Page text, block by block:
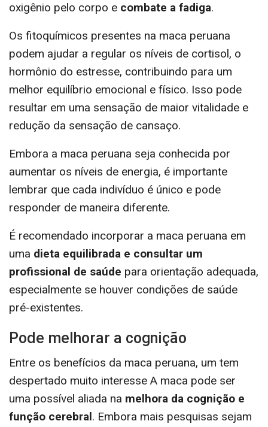
oxigênio pelo corpo e combate a fadiga.
Os fitoquímicos presentes na maca peruana
podem ajudar a regular os níveis de cortisol, o
hormônio do estresse, contribuindo para um
melhor equilíbrio emocional e físico. Isso pode
resultar em uma sensação de maior vitalidade e
redução da sensação de cansaço.
Embora a maca peruana seja conhecida por
aumentar os níveis de energia, é importante
lembrar que cada indivíduo é único e pode
responder de maneira diferente.
É recomendado incorporar a maca peruana em
uma dieta equilibrada e consultar um
profissional de saúde para orientação adequada,
especialmente se houver condições de saúde
pré-existentes.
Pode melhorar a cognição
Entre os benefícios da maca peruana, um tem
despertado muito interesse A maca pode ser
uma possível aliada na melhora da cognição e
função cerebral. Embora mais pesquisas sejam